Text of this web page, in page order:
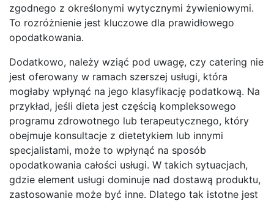
zgodnego z określonymi wytycznymi żywieniowymi.
To rozróżnienie jest kluczowe dla prawidłowego
opodatkowania.
Dodatkowo, należy wziąć pod uwagę, czy catering nie
jest oferowany w ramach szerszej usługi, która
mogłaby wpłynąć na jego klasyfikację podatkową. Na
przykład, jeśli dieta jest częścią kompleksowego
programu zdrowotnego lub terapeutycznego, który
obejmuje konsultacje z dietetykiem lub innymi
specjalistami, może to wpłynąć na sposób
opodatkowania całości usługi. W takich sytuacjach,
gdzie element usługi dominuje nad dostawą produktu,
zastosowanie może być inne. Dlatego tak istotne jest